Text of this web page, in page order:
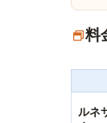
料
ルネ